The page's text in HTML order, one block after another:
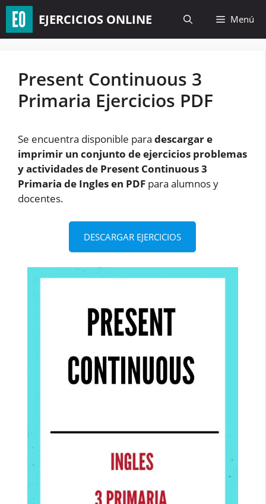
Saltar
contenido
EJERCICIOS ONLINE Menú
Present Continuous 3
Primaria Ejercicios PDF
Se encuentra disponible para descargar e
imprimir un conjunto de ejercicios problemas
y actividades de Present Continuous 3
Primaria de Ingles en PDF para alumnos y
docentes.
DESCARGAR EJERCICIOS